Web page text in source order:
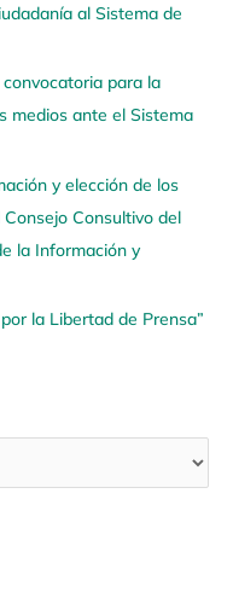
al Sistema de
para la
medios ante el Sistema
y elección de los
Consultivo del
la Información y
la Libertad de Prensa”